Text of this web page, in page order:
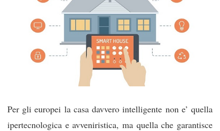
Per gli europei la casa davvero intelligente non e’ quella
ipertecnologica e avveniristica, ma quella che garantisce